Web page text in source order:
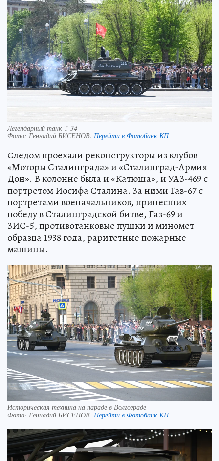
Легендарный танк Т-34
Фото: Геннадий БИСЕНОВ. Перейти в Фотобанк КП
Следом проехали реконструкторы из клубов
«Моторы Сталинграда» и «Сталинград-Армия
Дон». В колонне была и «Катюша», и УАЗ-469 с
портретом Иосифа Сталина. За ними Газ-67 с
портретами военачальников, принесших
победу в Сталинградской битве, Газ-69 и
ЗИС-5, противотанковые пушки и миномет
образца 1938 года, раритетные пожарные
машины.
Историческая техника на параде в Волгограде
Фото: Геннадий БИСЕНОВ. Перейти в Фотобанк КП